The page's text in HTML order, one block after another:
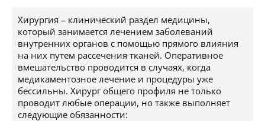
Хирургия – клинический раздел медицины,
который занимается лечением заболеваний
внутренних органов с помощью прямого влияния
на них путем рассечения тканей. Оперативное
вмешательство проводится в случаях, когда
медикаментозное лечение и процедуры уже
бессильны. Хирург общего профиля не только
проводит любые операции, но также выполняет
следующие обязанности: